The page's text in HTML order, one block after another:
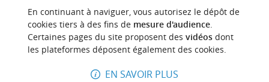
Avis publié par Ameli Le Henanff le
15/07/2026
Une nuit en camping car. Je recommande vivement.
Petite piscine, emplacement ombragé et calme. Et
En continuant à naviguer, vous autorisez le dépôt de
cookies tiers à des fins de mesure d'audience.
Certaines pages du site proposent des vidéosdont
les plateformes déposent également des cookies.
EN SAVOIR PLUS